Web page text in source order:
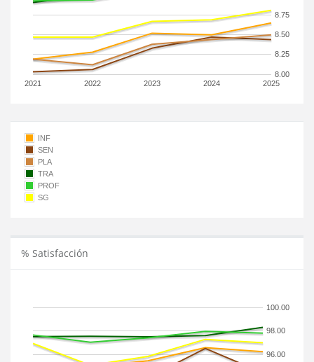
2021 2022 2023 2024 2025
8.00
8.25
8.50
8.75
INF
SEN
PLA
TRA
PROF
SG
% Satisfacción
96.00
98.00
100.00